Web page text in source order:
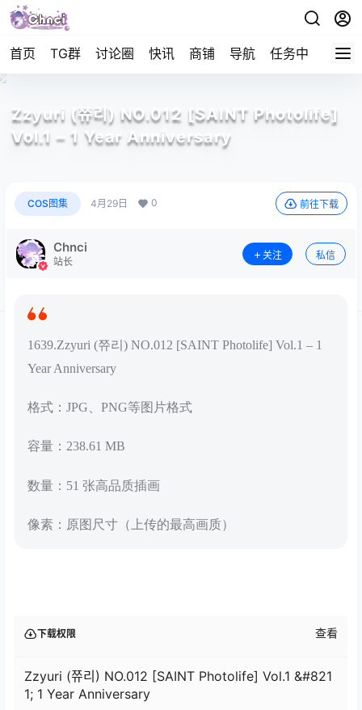
首页 TG群 讨论圈 快讯 商铺 导航 任务中心 帮助
Zzyuri (쮸리) NO.012 [SAINT Photolife]
Vol.1 – 1 Year Anniversary
COS图集 4月29日 0 前往下载
Chnci
站长
关注 私信
1639.Zzyuri (쮸리) NO.012 [SAINT Photolife] Vol.1 – 1
Year Anniversary
格式：JPG、PNG等图片格式
容量：238.61 MB
数量：51 张高品质插画
像素：原图尺寸（上传的最高画质）
下载权限 查看
Zzyuri (쮸리) NO.012 [SAINT Photolife] Vol.1 &#821
1; 1 Year Anniversary